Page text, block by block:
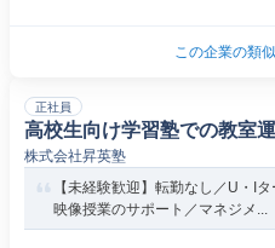
この企業の類
正社員
高校生向け学習塾での教室
株式会社昇英塾
【未経験歓迎】転勤なし／U・I
映像授業のサポート／マネジメ...